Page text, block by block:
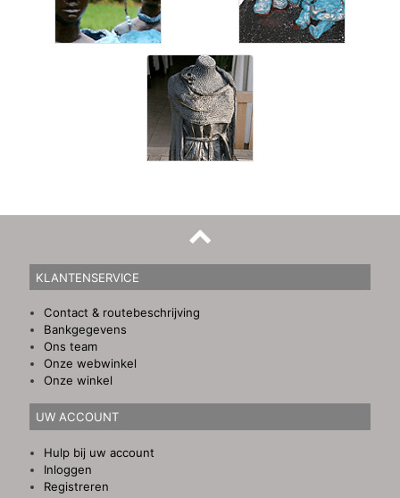
KLANTENSERVICE
Contact & routebeschrijving
Bankgegevens
Ons team
Onze webwinkel
Onze winkel
UW ACCOUNT
Hulp bij uw account
Inloggen
Registreren